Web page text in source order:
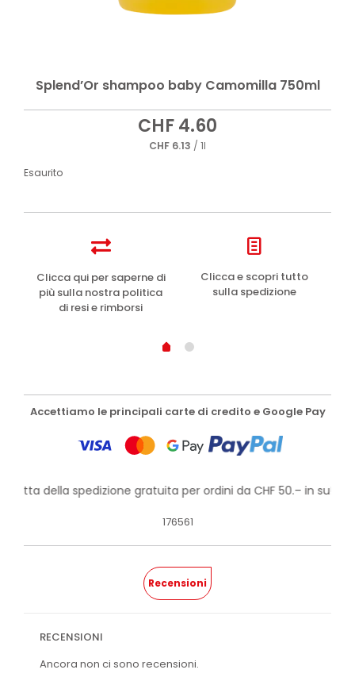
Splend’Or shampoo baby Camomilla 750ml
CHF4.60
CHF 6.13 / 1l
Esaurito
Clicca qui per saperne di
più sulla nostra politica
di resi e rimborsi
Clicca e scopri tutto
sulla spedizione
Accettiamo le principali carte di credito e Google Pay
della spedizione gratuita per ordini da CHF 50.– in su!
176561
Recensioni
RECENSIONI
Ancora non ci sono recensioni.